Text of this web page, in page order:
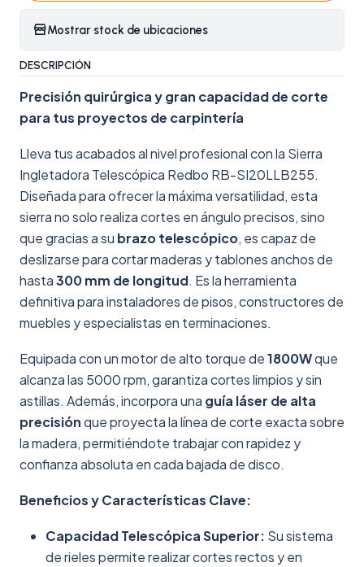
Mostrar stock de ubicaciones
DESCRIPCIÓN
Precisión quirúrgica y gran capacidad de corte
para tus proyectos de carpintería
Lleva tus acabados al nivel profesional con la Sierra
Ingletadora Telescópica Redbo RB-SI20LLB255.
Diseñada para ofrecer la máxima versatilidad, esta
sierra no solo realiza cortes en ángulo precisos, sino
que gracias a su brazo telescópico, es capaz de
deslizarse para cortar maderas y tablones anchos de
hasta300 mm de longitud. Es la herramienta
definitiva para instaladores de pisos, constructores de
muebles y especialistas en terminaciones.
Equipada con un motor de alto torque de1800Wque
alcanza las 5000 rpm, garantiza cortes limpios y sin
astillas. Además, incorpora una guía láser de alta
precisiónque proyecta la línea de corte exacta sobre
la madera, permitiéndote trabajar con rapidez y
confianza absoluta en cada bajada de disco.
Beneficios y Características Clave:
Capacidad Telescópica Superior: Su sistema
de rieles permite realizar cortes rectos y en